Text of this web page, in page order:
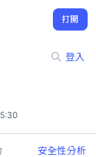
打開
登入
安全性分析